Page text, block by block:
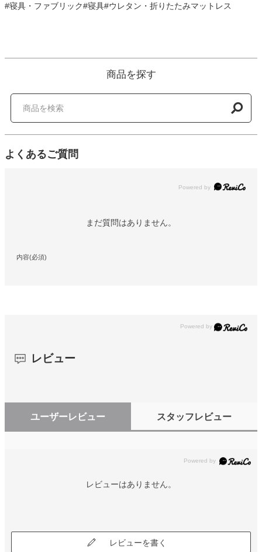
#寝具・ファブリック#寝具#ウレタン・折りたたみマットレス
商品を探す
よくあるご質問
Powered by
まだ質問はありません。
内容(必須)
レビュー
ユーザーレビュー スタッフレビュー
レビューはありません。
レビューを書く